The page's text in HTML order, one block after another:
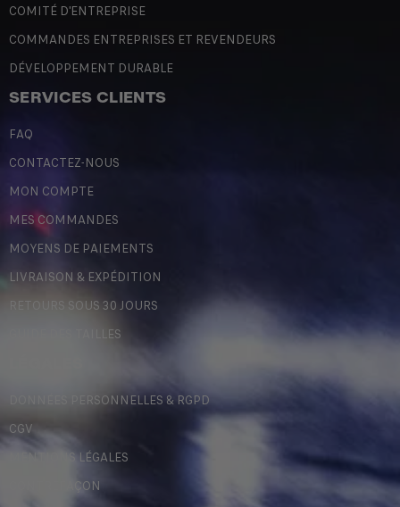
COMITÉ D'ENTREPRISE
COMMANDES ENTREPRISES ET REVENDEURS
DÉVELOPPEMENT DURABLE
SERVICES CLIENTS
FAQ
CONTACTEZ-NOUS
MON COMPTE
MES COMMANDES
MOYENS DE PAIEMENTS
LIVRAISON & EXPÉDITION
RETOURS SOUS 30 JOURS
GUIDE DES TAILLES
DONNÉES PERSONNELLES & RGPD
CGV
MENTIONS LÉGALES
CONTREFAÇON